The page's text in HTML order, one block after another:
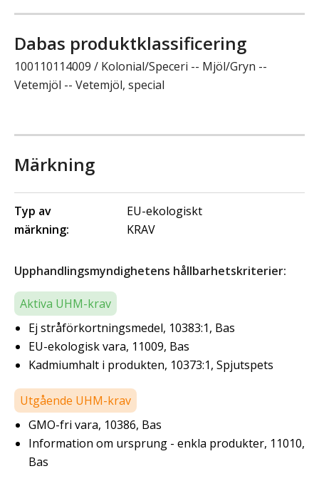
Dabas produktklassificering
100110114009 / Kolonial/Speceri -- Mjöl/Gryn --
Vetemjöl -- Vetemjöl, special
Märkning
Typ av
märkning:
EU-ekologiskt
KRAV
Upphandlingsmyndighetens hållbarhetskriterier:
Aktiva UHM-krav
Ej stråförkortningsmedel, 10383:1, Bas
EU-ekologisk vara, 11009, Bas
Kadmiumhalt i produkten, 10373:1, Spjutspets
Utgående UHM-krav
GMO-fri vara, 10386, Bas
Information om ursprung - enkla produkter, 11010,
Bas